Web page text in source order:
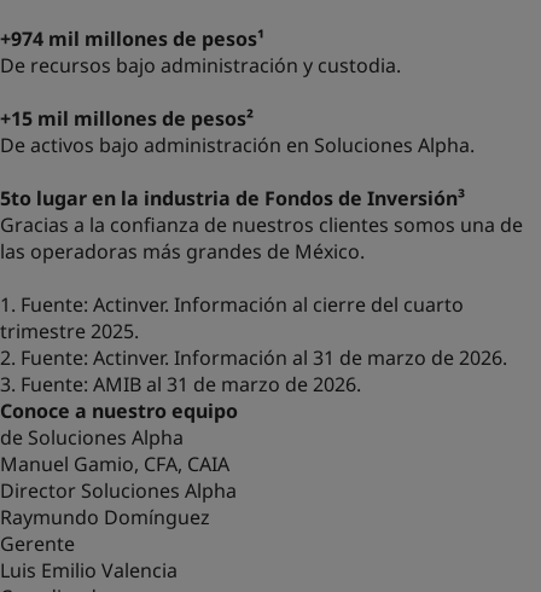
+974 mil millones de pesos¹
De recursos bajo administración y custodia.
+15 mil millones de pesos²
De activos bajo administración en Soluciones Alpha.
5to lugar en la industria de Fondos de Inversión³
Gracias a la confianza de nuestros clientes somos una de
las operadoras más grandes de México.
1. Fuente: Actinver. Información al cierre del cuarto
trimestre 2025.
2. Fuente: Actinver. Información al 31 de marzo de 2026.
3. Fuente: AMIB al 31 de marzo de 2026.
Conoce a nuestro equipo
de Soluciones Alpha
Manuel Gamio, CFA, CAIA
Director Soluciones Alpha
Raymundo Domínguez
Gerente
Luis Emilio Valencia